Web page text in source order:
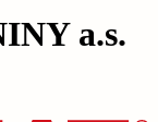
a.s.